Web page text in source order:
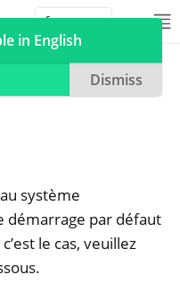
système
démarrage par défaut
le cas, veuillez
in English
Dismiss